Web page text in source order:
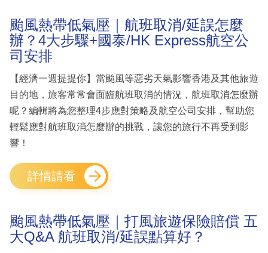
颱風熱帶低氣壓｜航班取消/延誤怎麼
辦？4大步驟+國泰/HK Express航空公
司安排
【經濟一週提提你】當颱風等惡劣天氣影響香港及其他旅遊
目的地，旅客常常會面臨航班取消的情況，航班取消怎麼辦
呢？編輯將為您整理4步應對策略及航空公司安排，幫助您
輕鬆應對航班取消怎麼辦的挑戰，讓您的旅行不再受到影
響！
詳情請看
颱風熱帶低氣壓｜打風旅遊保險賠償 五
大Q&A 航班取消/延誤點算好？